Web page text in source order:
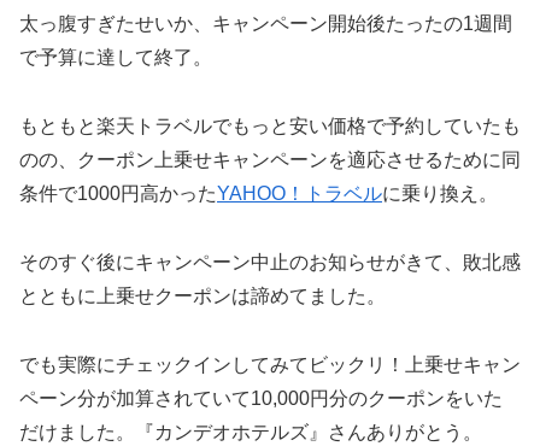
太っ腹すぎたせいか、キャンペーン開始後たったの1週間
で予算に達して終了。
もともと楽天トラベルでもっと安い価格で予約していたも
のの、クーポン上乗せキャンペーンを適応させるために同
条件で1000円高かったYAHOO！トラベルに乗り換え。
そのすぐ後にキャンペーン中止のお知らせがきて、敗北感
とともに上乗せクーポンは諦めてました。
でも実際にチェックインしてみてビックリ！上乗せキャン
ペーン分が加算されていて10,000円分のクーポンをいた
だけました。『カンデオホテルズ』さんありがとう。